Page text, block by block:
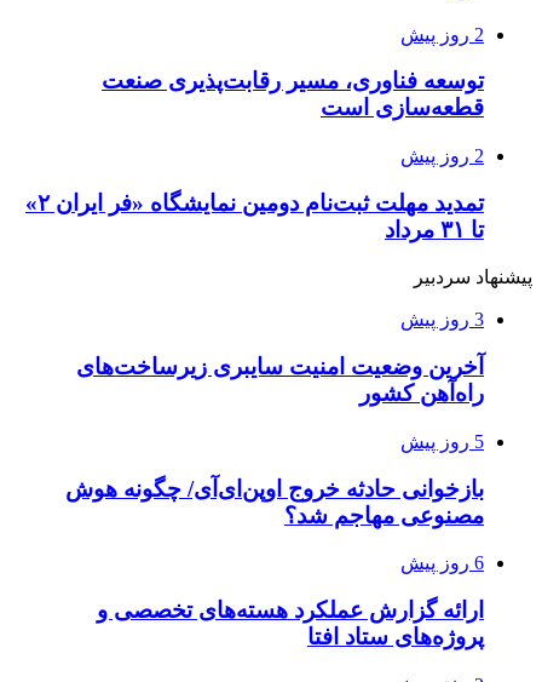
2 روز پیش
توسعه فناوری، مسیر رقابت‌پذیری صنعت
قطعه‌سازی است
2 روز پیش
تمدید مهلت ثبت‌نام دومین نمایشگاه «فر ایران ۲»
تا ۳۱ مرداد
پیشنهاد سردبیر
3 روز پیش
آخرین وضعیت امنیت سایبری زیرساخت‌های
راه‌آهن کشور
5 روز پیش
بازخوانی حادثه خروج اوپن‌ای‌آی/ چگونه هوش
مصنوعی مهاجم شد؟
6 روز پیش
ارائه گزارش عملکرد هسته‌های تخصصی و
پروژه‌های ستاد افتا